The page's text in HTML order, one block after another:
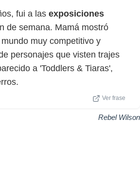
fui a las exposiciones
de semana. Mamá mostró
muy competitivo y
personajes que visten trajes
a 'Toddlers & Tiaras',
Ver frase
Rebel Wilson